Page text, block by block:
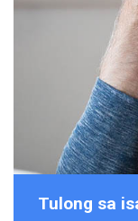
Tulong sa